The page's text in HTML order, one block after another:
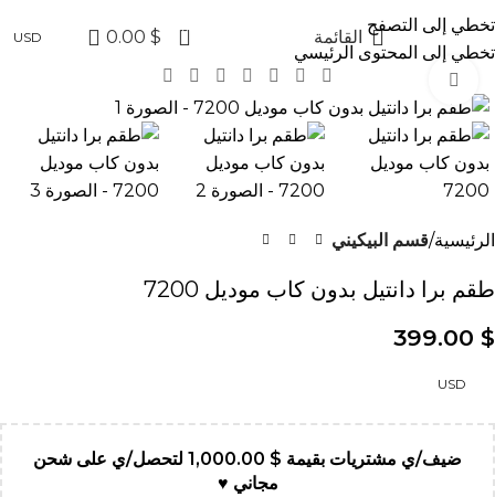
تخطي إلى التصفح
تخطي إلى المحتوى الرئيسي
القائمة 0
0.00 $
USD
Click to enlarge
الرئيسية قسم البيكيني
طقم برا دانتيل بدون كاب موديل 7200
399.00 $
USD
ضيف/ي مشتريات بقيمة 1,000.00 $
لتحصل/ي على شحن
مجاني ♥